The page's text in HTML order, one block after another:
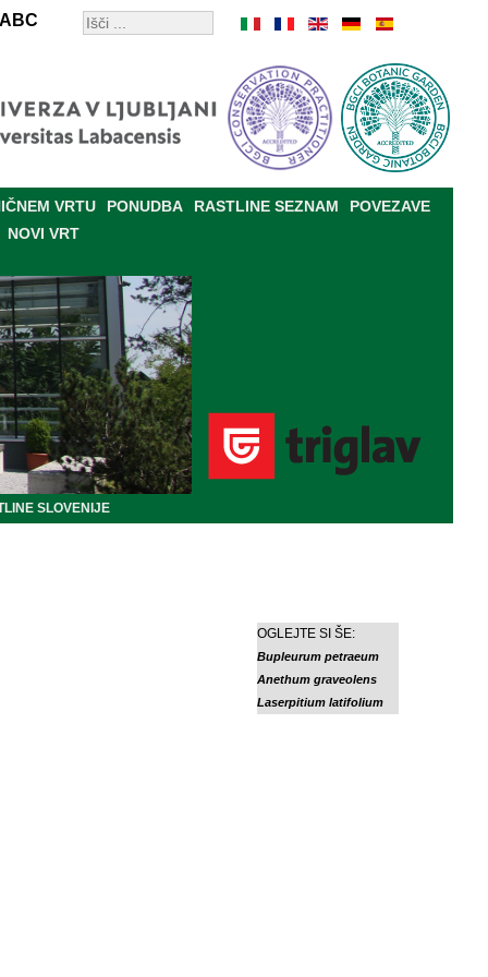
ABC
VRTU PONUDBA RASTLINE SEZNAM
POVEZAVE
NOVI VRT
SLOVENIJE
OGLEJTE SI ŠE:
Bupleurum petraeum
Anethum graveolens
Laserpitium latifolium